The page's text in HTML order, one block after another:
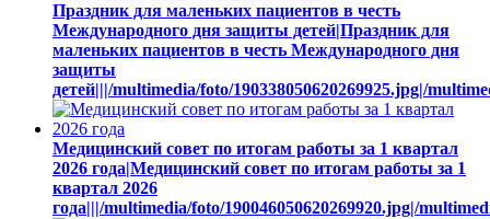
Праздник для маленьких пациентов в честь
Международного дня защиты детей|Праздник для
маленьких пациентов в честь Международного дня
защиты
детей|||/multimedia/foto/190338050620269925.jpg|/
Медицинский совет по итогам работы за 1 квартал
2026 года|Медицинский совет по итогам работы за 1
квартал 2026
года|||/multimedia/foto/190046050620269920.jpg|/